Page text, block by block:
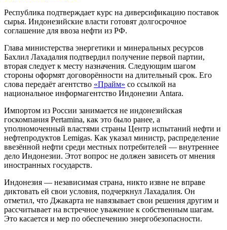
Республика подтверждает курс на диверсификацию поставок
сырья. Индонезийские власти готовят долгосрочное
соглашение для ввоза нефти из РФ.
Глава министерства энергетики и минеральных ресурсов
Бахлил Лахадалия подтвердил получение первой партии,
вторая следует к месту назначения. Следующим шагом
стороны оформят договорённости на длительный срок. Его
слова передаёт агентство «Прайм» со ссылкой на
национальное информагентство Индонезии Antara.
Импортом из России занимается не индонезийская
госкомпания Pertamina, как это было ранее, а
уполномоченный властями страны Центр испытаний нефти и
нефтепродуктов Lemigas. Как указал министр, распределение
ввезённой нефти среди местных потребителей — внутреннее
дело Индонезии. Этот вопрос не должен зависеть от мнения
иностранных государств.
Индонезия — независимая страна, никто извне не вправе
диктовать ей свои условия, подчеркнул Лахадалия. Он
отметил, что Джакарта не навязывает свои решения другим и
рассчитывает на встречное уважение к собственным шагам.
Это касается и мер по обеспечению энергобезопасности.